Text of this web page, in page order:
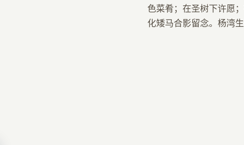
色菜肴；在圣树下许愿
化矮马合影留念。杨湾